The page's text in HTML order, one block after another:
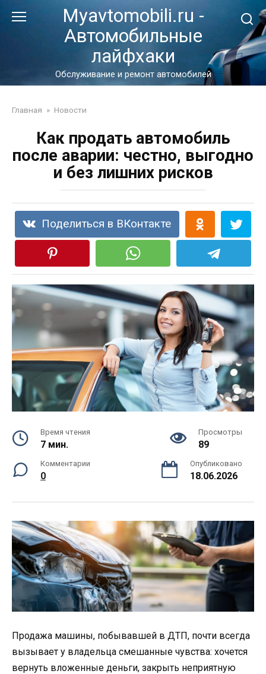
Myavtomobili.ru -
Автомобильные
лайфхаки
Обслуживание и ремонт автомобилей
Главная » Новости
Как продать автомобиль
после аварии: честно, выгодно
и без лишних рисков
Поделиться в ВКонтакте
Время чтения
7 мин.
Просмотры
89
Комментарии
0
Опубликовано
18.06.2026
Продажа машины, побывавшей в ДТП, почти всегда
вызывает у владельца смешанные чувства: хочется
вернуть вложенные деньги, закрыть неприятную